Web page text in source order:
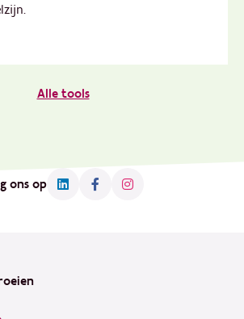
Alle tools
ons op